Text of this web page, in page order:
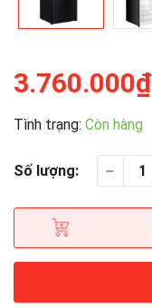
3.760.000₫
Tình trạng: Còn hàng
Số lượng: